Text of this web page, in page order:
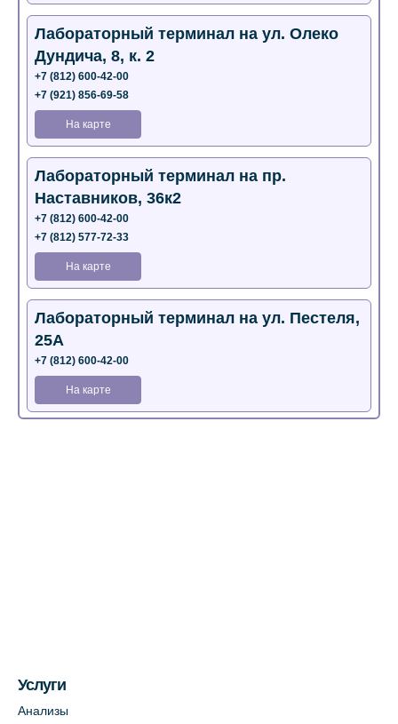
Лабораторный терминал на ул. Олеко
Дундича, 8, к. 2
+7 (812) 600-42-00
+7 (921) 856-69-58
На карте
Лабораторный терминал на пр.
Наставников, 36к2
+7 (812) 600-42-00
+7 (812) 577-72-33
На карте
Лабораторный терминал на ул. Пестеля,
25А
+7 (812) 600-42-00
На карте
Медицинский центр на пр. Просвещения,
12к2 (официальный партнер)
Услуги
Анализы